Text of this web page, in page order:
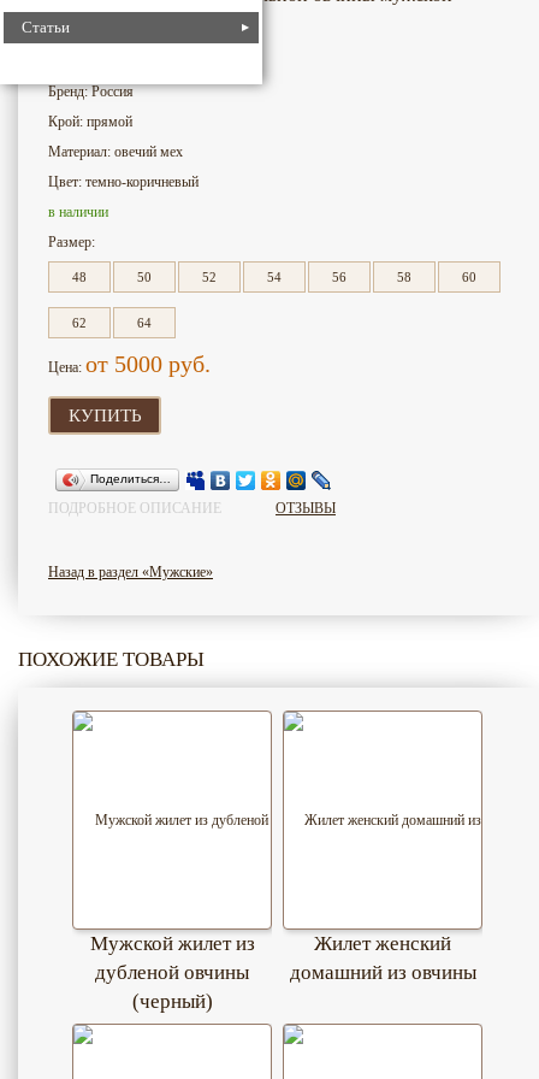
Статьи
Бренд: Россия
Крой: прямой
Материал: овечий мех
Цвет: темно-коричневый
в наличии
Размер:
48 50 52 54 56 58 60
62 64
Цена: от 5000 руб.
КУПИТЬ
Поделиться…
ПОДРОБНОЕ ОПИСАНИЕ ОТЗЫВЫ
Назад в раздел «Мужские»
ПОХОЖИЕ ТОВАРЫ
Мужской жилет из
дубленой овчины
(черный)
Жилет женский
домашний из овчины